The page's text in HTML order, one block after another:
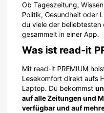
Ob Tageszeitung,
Politik, Gesundheit oder
du viele der beliebtesten
gesammelt in einer App.
Was ist read-it
Mit read-it PREMIUM
Lesekomfort direkt aufs
Laptop. Du bekommst
auf alle Zeitungen und
verfügbar und auf